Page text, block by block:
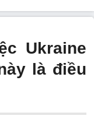
Ukraine
là điều